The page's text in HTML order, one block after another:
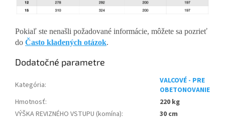
Pokiaľ ste nenašli požadované informácie, môžete sa pozrieť
do Často kladených otázok.
Dodatočné parametre
Kategória:
VALCOVÉ - PRE
OBETONOVANIE
Hmotnosť:
220 kg
VÝŠKA REVIZNÉHO VSTUPU (komína):
30 cm